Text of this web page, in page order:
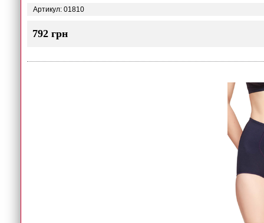
Артикул: 01810
792 грн